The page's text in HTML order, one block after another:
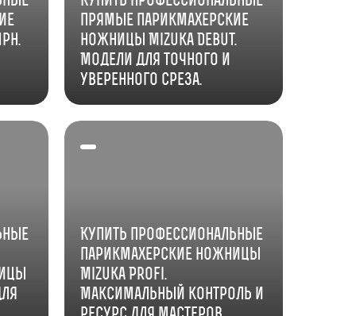
прямые парикмахерские
ножницы Mizuka Debut.
Модели для точного и
уверенного среза.
Купить профессиональные
парикмахерские ножницы
Mizuka Profi.
Максимальный контроль и